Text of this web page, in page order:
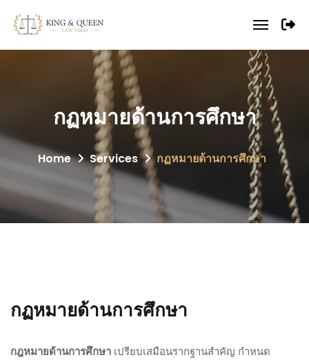
กฏหมายด้านการศึกษา
Home Services กฏหมายด้านการศึกษา
กฏหมายด้านการศึกษา
กฎหมายด้านการศึกษา เปรียบเสมือนรากฐานสำคัญ กำหนด